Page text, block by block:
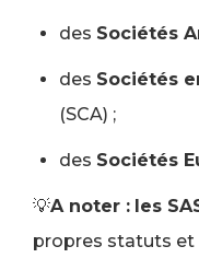
des Sociétés
des Sociétés
(SCA) ;
des Sociétés
💡A noter : les
propres statuts et